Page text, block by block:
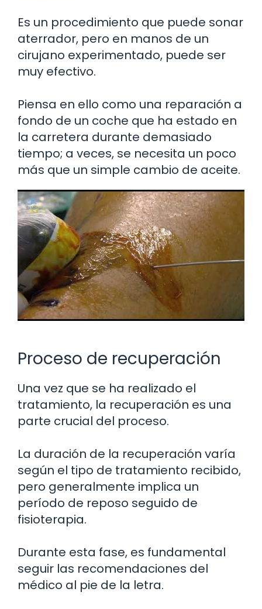
Es un procedimiento que puede sonar
aterrador, pero en manos de un
cirujano experimentado, puede ser
muy efectivo.
Piensa en ello como una reparación a
fondo de un coche que ha estado en
la carretera durante demasiado
tiempo; a veces, se necesita un poco
más que un simple cambio de aceite.
Proceso de recuperación
Una vez que se ha realizado el
tratamiento, la recuperación es una
parte crucial del proceso.
La duración de la recuperación varía
según el tipo de tratamiento recibido,
pero generalmente implica un
período de reposo seguido de
fisioterapia.
Durante esta fase, es fundamental
seguir las recomendaciones del
médico al pie de la letra.